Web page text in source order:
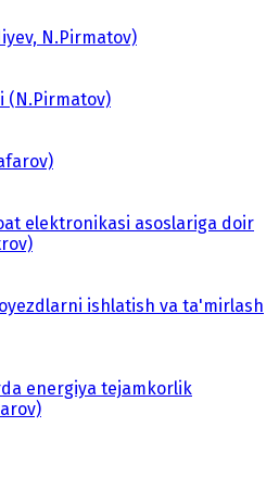
N.Pirmatov)
(N.Pirmatov)
elektronikasi asoslariga doir
ishlatish va ta'mirlash
energiya tejamkorlik